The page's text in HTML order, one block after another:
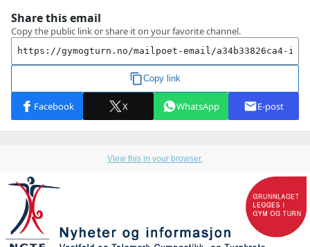
View this in your browser.